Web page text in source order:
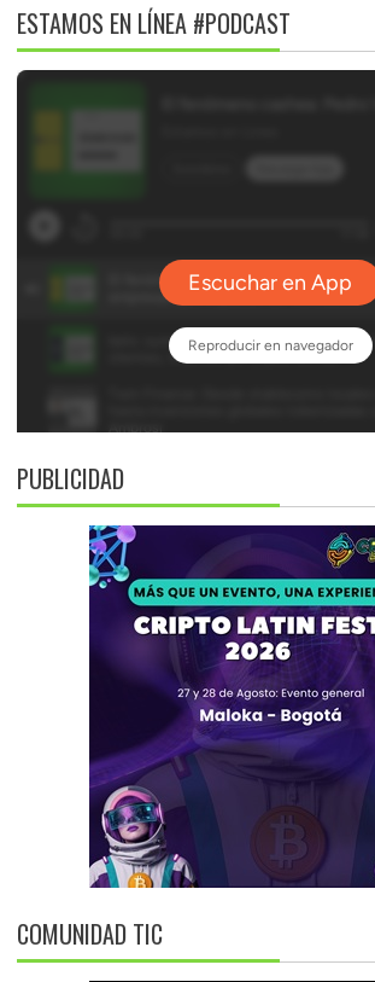
ESTAMOS EN LÍNEA #PODCAST
PUBLICIDAD
COMUNIDAD TIC